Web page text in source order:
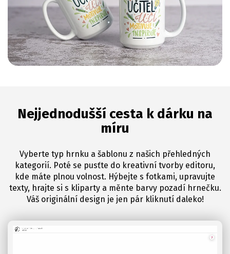
Nejjednodušší cesta k dárku na
míru
Vyberte typ hrnku a šablonu z našich přehledných
kategorií. Poté se pusťte do kreativní tvorby editoru,
kde máte plnou volnost. Hýbejte s fotkami, upravujte
texty, hrajte si s kliparty a měnte barvy pozadí hrnečku.
Váš originální design je jen pár kliknutí daleko!